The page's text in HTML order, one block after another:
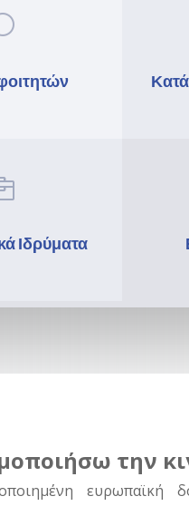
Ιδρύματα
την
ευρωπαϊκή